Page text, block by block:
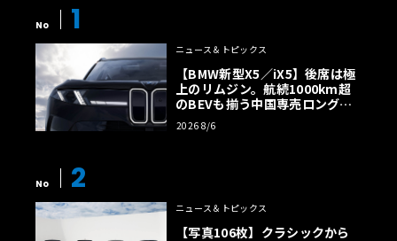
No 1
ニュース＆トピックス
【BMW新型X5／iX5】後席は極
上のリムジン。航続1000km超
のBEVも揃う中国専売ロング仕
様の全貌
2026 8/6
No 2
ニュース＆トピックス
【写真106枚】クラシックから